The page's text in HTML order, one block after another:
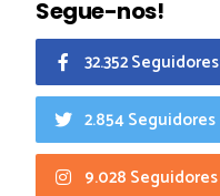
Segue-nos!
32.352 Seguidores
2.854 Seguidores
9.028 Seguidores